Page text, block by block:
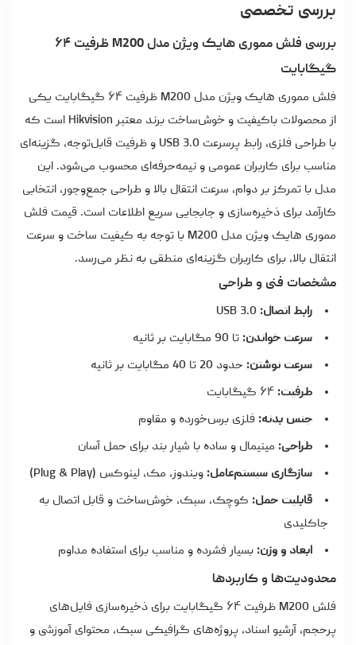
بررسی تخصصی
بررسی فلش مموری هایک ویژن مدل M200 ظرفیت ۶۴
گیگابایت
فلش مموری هایک ویژن مدل M200 ظرفیت ۶۴ گیگابایت یکی
از محصولات باکیفیت و خوش‌ساخت برند معتبر Hikvision است که
با طراحی فلزی، رابط پرسرعت USB 3.0 و ظرفیت قابل‌توجه، گزینه‌ای
مناسب برای کاربران عمومی و نیمه‌حرفه‌ای محسوب می‌شود. این
مدل با تمرکز بر دوام، سرعت انتقال بالا و طراحی جمع‌وجور، انتخابی
کارآمد برای ذخیره‌سازی و جابجایی سریع اطلاعات است. قیمت فلش
مموری هایک ویژن
مدل M200 با توجه به کیفیت ساخت و سرعت
انتقال بالا، برای کاربران گزینه‌ای منطقی به نظر می‌رسد.
مشخصات فنی و طراحی
رابط اتصال:
سرعت خواندن: تا 90 مگابایت بر ثانیه
سرعت نوشتن: حدود 20 تا 40 مگابایت بر ثانیه
ظرفیت:
جنس بدنه: فلزی برس‌خورده و مقاوم
طراحی: مینیمال و ساده با شیار بند برای حمل آسان
سازگاری سیستم‌عامل: ویندوز، مک، لینوکس (Plug & Play)
قابلیت حمل: کوچک، سبک، خوش‌ساخت و قابل اتصال به
جاکلیدی
ابعاد و وزن: بسیار فشرده و مناسب برای استفاده مداوم
محدودیت‌ها و کاربردها
فلش M200 ظرفیت ۶۴ گیگابایت برای ذخیره‌سازی فایل‌های
پرحجم، آرشیو اسناد، پروژه‌های گرافیکی سبک، محتوای آموزشی و